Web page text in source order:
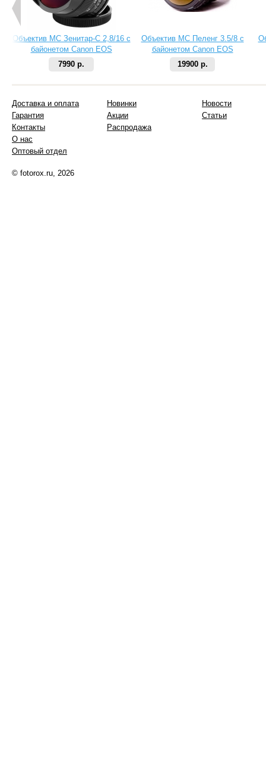
Объектив МС Зенитар-C 2,8/16 с
байонетом Canon EOS
7990 р.
Объектив МС Пеленг 3.5/8 с
байонетом Canon EOS
19900 р.
Доставка и оплата
Гарантия
Контакты
О нас
Оптовый отдел
Новинки
Акции
Распродажа
Новости
Статьи
© fotorox.ru, 2026